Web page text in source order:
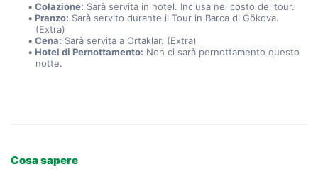
Colazione: Sarà servita in hotel. Inclusa nel costo del tour.
Pranzo: Sarà servito durante il Tour in Barca di Gökova.
(Extra)
Cena: Sarà servita a Ortaklar. (Extra)
Hotel di Pernottamento: Non ci sarà pernottamento questo
notte.
Cosa sapere